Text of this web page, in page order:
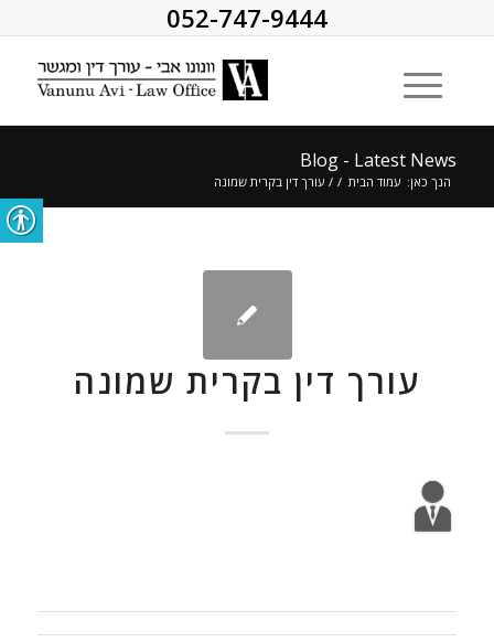
052-747-9444
Blog - Latest News
הנך כאן: עמוד הבית /
/ עורך דין בקרית שמונה
עורך דין בקרית שמונה